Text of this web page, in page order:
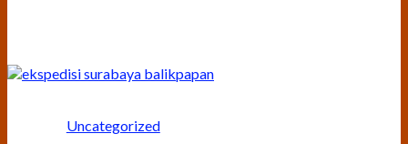
Uncategorized